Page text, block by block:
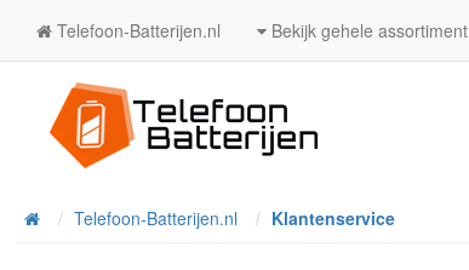
Telefoon-Batterijen.nl Bekijk gehele assortiment
HomeTelefoon-Batterijen.nl Klantenservice